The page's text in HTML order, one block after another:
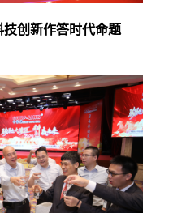
创新作答时代命题